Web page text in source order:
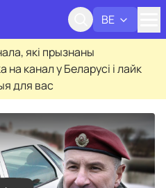
BE
які прызнаны
на канал у Беларусі і лайк
для вас